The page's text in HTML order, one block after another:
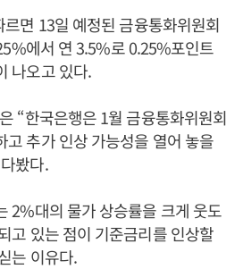
면 13일 예정된 금융통화위원회
에서 연 3.5%로 0.25%포인트
나오고 있다.
“한국은행은 1월 금융통화위원회
고 추가 인상 가능성을 열어 놓을
봤다.
2%대의 물가 상승률을 크게 웃도
고 있는 점이 기준금리를 인상할
는 이유다.